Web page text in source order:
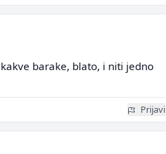
barake, blato, i niti jedno
Prijavi